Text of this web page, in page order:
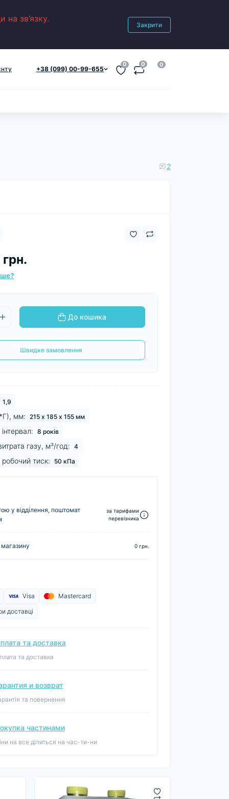
зв’язку.
Закрити
+38 (099) 00-99-655
0 0 0
2
До кошика
Швидке замовлення
1,9
мм: 215 х 185 х 155 мм
8 років
газу, м³/год: 4
тиск: 50 кПа
у відділення, поштомат
за тарифами
перевізника
0 грн.
Visa
Mastercard
доставці
та доставка
та доставка
и возврат
та повернення
частинами
на все ділиться на час-ти-ни